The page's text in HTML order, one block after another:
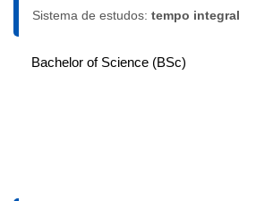
Sistema de estudos: tempo integral
Bachelor of Science (BSc)